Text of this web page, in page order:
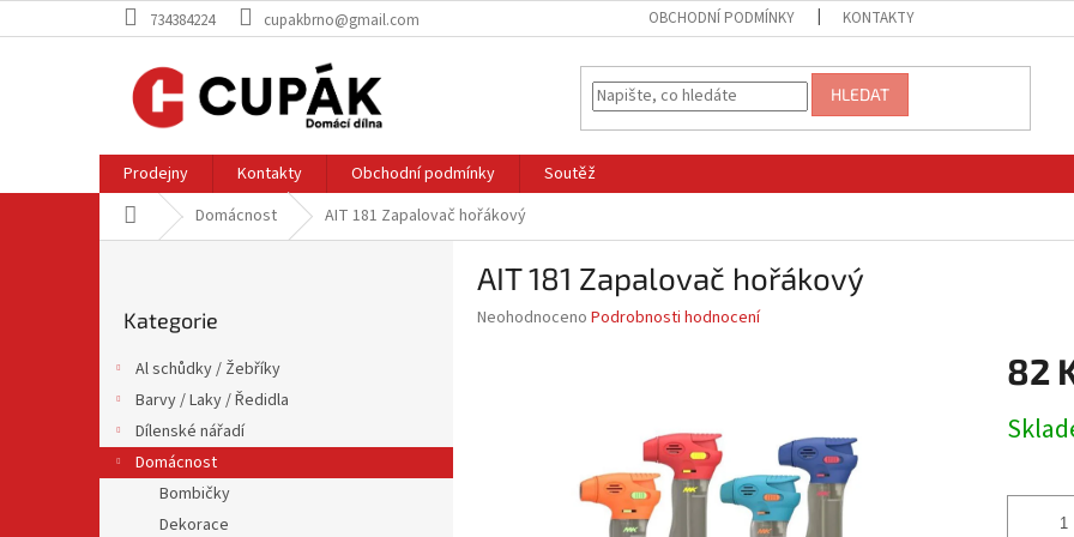
na
734384224 cupakbrno@gmail.com OBCHODNÍ PODMÍNKY KONTAKTY
HLEDAT
Prodejny Kontakty Obchodní podmínky
Soutěž
Domů Domácnost AIT 181 Zapalovač hořákový
kategorie
Kategorie
Al schůdky / Žebříky
Barvy / Laky / Ředidla
Dílenské nářadí
Domácnost
Bombičky
Dekorace
AIT 181 Zapalovač hořákový
Průměrné
Neohodnoceno Podrobnosti hodnocení
82
cena: